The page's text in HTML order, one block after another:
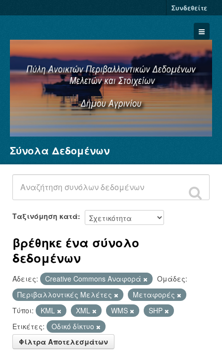
Συνδεθείτε
Σύνολα Δεδομένων
Φορείς
Ομάδες
Σχετικά
Σύνολα Δεδομένων
Ταξινόμηση κατά
βρέθηκε ένα σύνολο
δεδομένων
Άδειες: Creative Commons Αναφορά
Ομάδες:
Περιβαλλοντικές Μελέτες
Μεταφορές
Τύποι:
KML XML WMS
SHP
Ετικέτες:
Οδικό δίκτυο
Φίλτρα Αποτελεσμάτων